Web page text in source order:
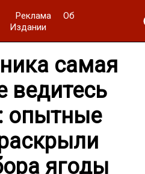
Реклама
Об
Издании
самая
ведитесь
опытные
ягоды